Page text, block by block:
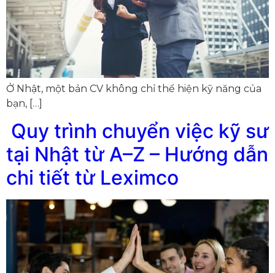
Ở Nhật, một bản CV không chỉ thể hiện kỹ năng của
bạn, […]
Quy trình chuyển việc kỹ sư
tại Nhật từ A–Z – Hướng dẫn
chi tiết từ Leximco